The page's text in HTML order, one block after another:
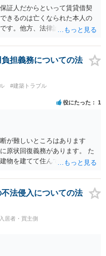
①現在は普通借家契約が継続
ないこと、②貸主側の事情
）を具体的に書面で説明して
要性を丁寧に伝えること、を
退去を検討する場合には、立
の条件を明確にした書面を作
更新条項・解除条項・期間の定
までの更新時の合意内容
不利な特約として無効になり
りますので、署名押印前に内
談することをおすすめしま
証人だからといって賃貸借契
きるのは亡くなられた本人の
す。他方、法律論はさてお
られつつある手続はあくまで
ための便宜的方法として理解
で進めた方が、連帯保証人で
経済的負担を最小限に食い止
す。
担義務についての法
#建築トラブル
役にたった 1
が難しいところはあります
原状回復義務があります。 た
物を建てて住んでいたケース
義務は原則生じないはずで
合であっても、貸主の承諾を
した側に平屋の所有権が帰属
に思います。 そのため、現
件ではないため、まずは相手
用を負担しなければならない
うか。
法侵入についての法
居者・買主側